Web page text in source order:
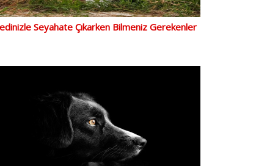
Seyahate Çıkarken Bilmeniz Gerekenler